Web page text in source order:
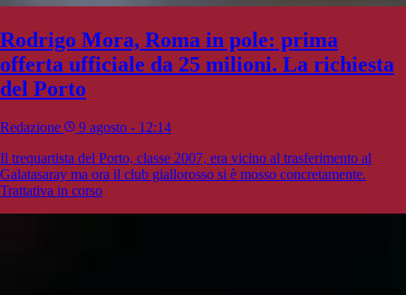
Rodrigo Mora, Roma in pole: prima
offerta ufficiale da 25 milioni. La richiesta
del Porto
Redazione
9 agosto - 12:14
Il trequartista del Porto, classe 2007, era vicino al trasferimento al
Galatasaray ma ora il club giallorosso si è mosso concretamente.
Trattativa in corso